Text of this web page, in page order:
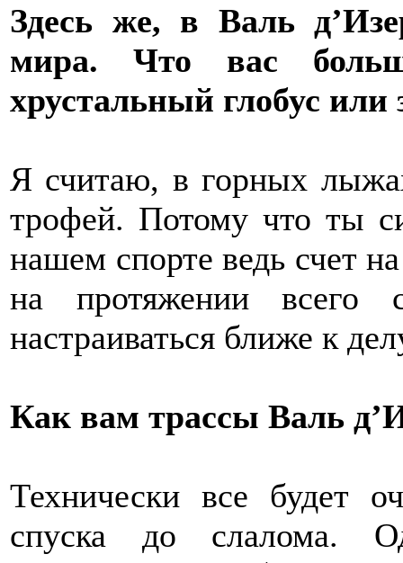
Здесь же, в Валь
мира. Что вас
хрустальный глобус или
Я считаю, в горных
трофей. Потому что ты
нашем спорте ведь счет
на протяжении всего
настраиваться ближе к
Как вам трассы Валь
Технически все будет
спуска до